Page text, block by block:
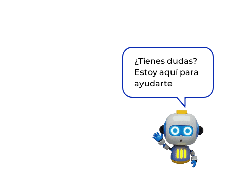
¿Tienes dudas?
Estoy aquí para
ayudarte